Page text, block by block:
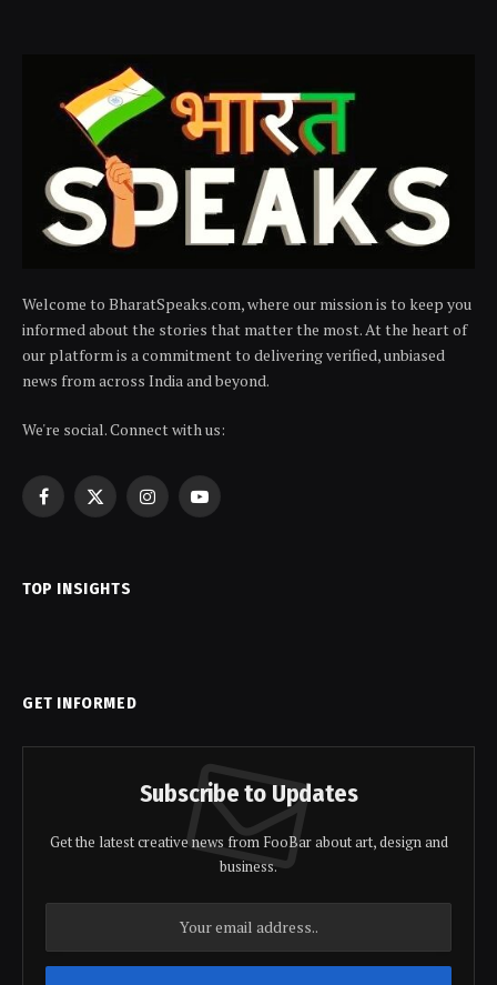
Welcome to BharatSpeaks.com, where our mission is to keep you
informed about the stories that matter the most. At the heart of
our platform is a commitment to delivering verified, unbiased
news from across India and beyond.
We're social. Connect with us:
Facebook
X
InstagramYouTube
TOP INSIGHTS
GET INFORMED
Subscribe to Updates
Get the latest creative news from FooBar about art, design and
business.